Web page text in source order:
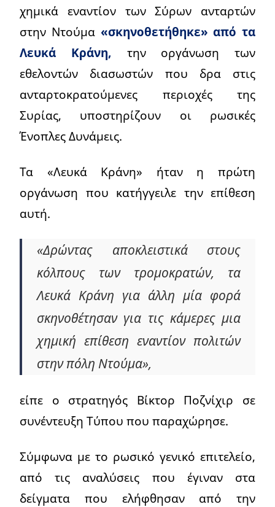
χημικά εναντίον των Σύρων ανταρτών
στην Ντούμα «σκηνοθετήθηκε» από τα
Λευκά Κράνη, την οργάνωση των
εθελοντών διασωστών που δρα στις
ανταρτοκρατούμενες περιοχές της
Συρίας, υποστηρίζουν οι ρωσικές
Ένοπλες Δυνάμεις.
Τα «Λευκά Κράνη» ήταν η πρώτη
οργάνωση που κατήγγειλε την επίθεση
αυτή.
«Δρώντας αποκλειστικά στους
κόλπους των τρομοκρατών, τα
Λευκά Κράνη για άλλη μία φορά
σκηνοθέτησαν για τις κάμερες μια
χημική επίθεση εναντίον πολιτών
στην πόλη Ντούμα»,
είπε ο στρατηγός Βίκτορ Ποζνίχιρ σε
συνέντευξη Τύπου που παραχώρησε.
Σύμφωνα με το ρωσικό γενικό επιτελείο,
από τις αναλύσεις που έγιναν στα
δείγματα που ελήφθησαν από την